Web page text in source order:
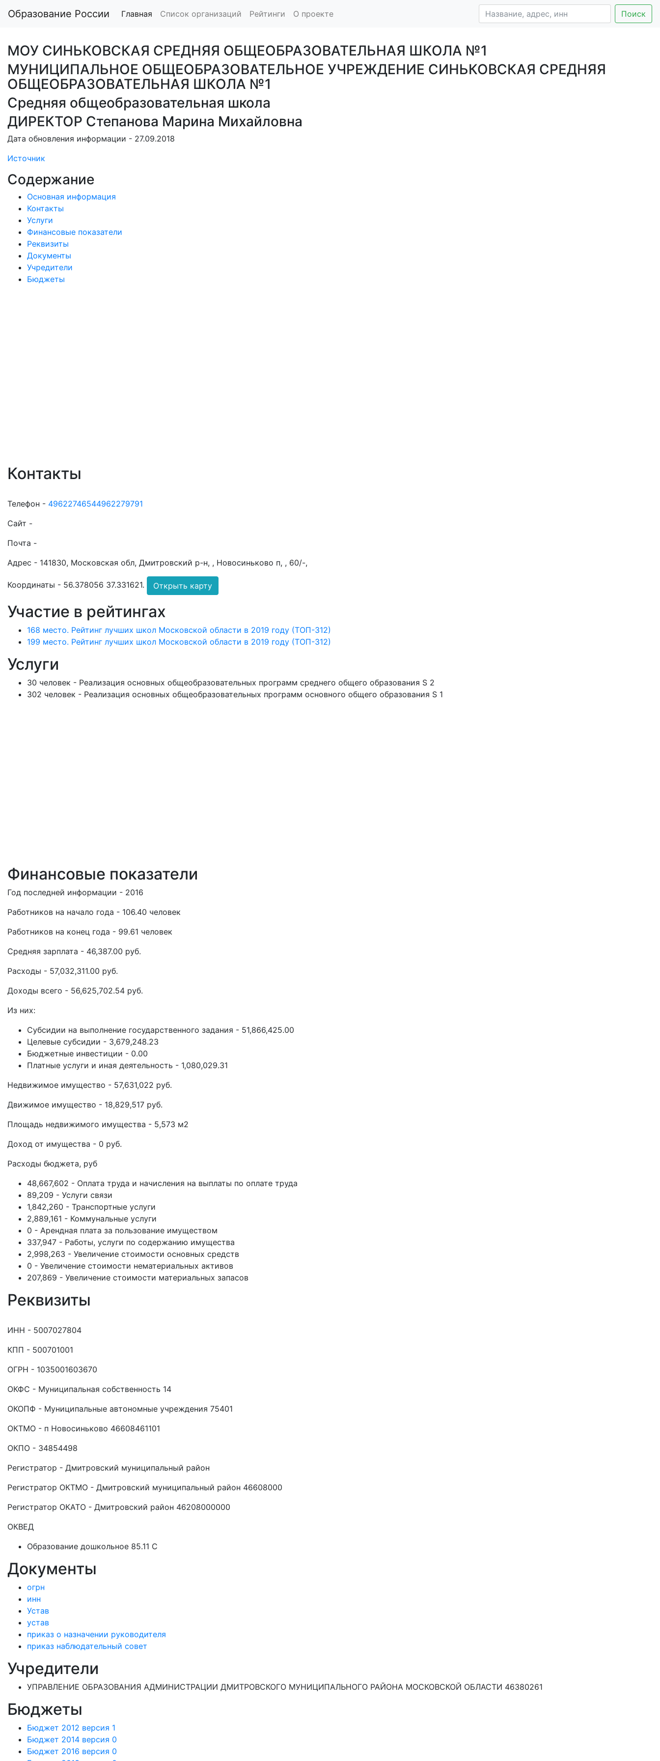
Образование России Главная Список организаций Рейтинги О проекте Поиск
МОУ СИНЬКОВСКАЯ СРЕДНЯЯ ОБЩЕОБРАЗОВАТЕЛЬНАЯ ШКОЛА №1
МУНИЦИПАЛЬНОЕ ОБЩЕОБРАЗОВАТЕЛЬНОЕ УЧРЕЖДЕНИЕ СИНЬКОВСКАЯ СРЕДНЯЯ
ОБЩЕОБРАЗОВАТЕЛЬНАЯ ШКОЛА №1
Средняя общеобразовательная школа
ДИРЕКТОР Степанова Марина Михайловна
Дата обновления информации - 27.09.2018
Источник
Содержание
Основная информация
Контакты
Услуги
Финансовые показатели
Реквизиты
Документы
Учредители
Бюджеты
Контакты
Телефон - 49622746544962279791
Сайт -
Почта -
Адрес - 141830, Московская обл, Дмитровский р-н, , Новосиньково п, , 60/-,
Координаты - 56.378056 37.331621. Открыть карту
Участие в рейтингах
168 место. Рейтинг лучших школ Московской области в 2019 году (ТОП-312)
199 место. Рейтинг лучших школ Московской области в 2019 году (ТОП-312)
Услуги
30 человек - Реализация основных общеобразовательных программ среднего общего образования S 2
302 человек - Реализация основных общеобразовательных программ основного общего образования S 1
Финансовые показатели
Год последней информации - 2016
Работников на начало года - 106.40 человек
Работников на конец года - 99.61 человек
Средняя зарплата - 46,387.00 руб.
Расходы - 57,032,311.00 руб.
Доходы всего - 56,625,702.54 руб.
Из них:
Субсидии на выполнение государственного задания - 51,866,425.00
Целевые субсидии - 3,679,248.23
Бюджетные инвестиции - 0.00
Платные услуги и иная деятельность - 1,080,029.31
Недвижимое имущество - 57,631,022 руб.
Движимое имущество - 18,829,517 руб.
Площадь недвижимого имущества - 5,573 м2
Доход от имущества - 0 руб.
Расходы бюджета, руб
48,667,602 - Оплата труда и начисления на выплаты по оплате труда
89,209 - Услуги связи
1,842,260 - Транспортные услуги
2,889,161 - Коммунальные услуги
0 - Арендная плата за пользование имуществом
337,947 - Работы, услуги по содержанию имущества
2,998,263 - Увеличение стоимости основных средств
0 - Увеличение стоимости нематериальных активов
207,869 - Увеличение стоимости материальных запасов
Реквизиты
ИНН - 5007027804
КПП - 500701001
ОГРН - 1035001603670
ОКФС - Муниципальная собственность 14
ОКОПФ - Муниципальные автономные учреждения 75401
ОКТМО - п Новосиньково 46608461101
ОКПО - 34854498
Регистратор - Дмитровский муниципальный район
Регистратор ОКТМО - Дмитровский муниципальный район 46608000
Регистратор ОКАТО - Дмитровский район 46208000000
ОКВЕД
Образование дошкольное 85.11 C
Документы
огрн
инн
Устав
устав
приказ о назначении руководителя
приказ наблюдательный совет
Учредители
УПРАВЛЕНИЕ ОБРАЗОВАНИЯ АДМИНИСТРАЦИИ ДМИТРОВСКОГО МУНИЦИПАЛЬНОГО РАЙОНА МОСКОВСКОЙ ОБЛАСТИ 46380261
Бюджеты
Бюджет 2012 версия 1
Бюджет 2014 версия 0
Бюджет 2016 версия 0